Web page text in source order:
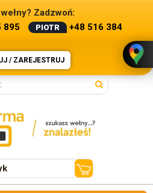
Zadzwoń:
895 PIOTR
+48 516 384
/ ZAREJESTRUJ